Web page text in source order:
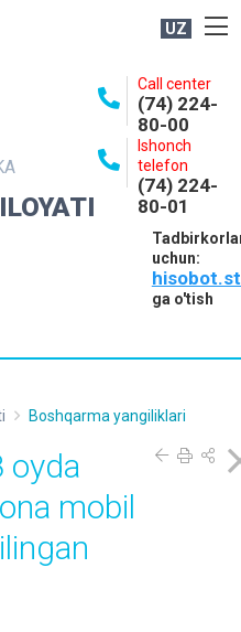
UZ
Call center
(74) 224-
80-00
Ishonch
telefon
(74) 224-
80-01
uchun:
ga o'tish
Boshqarma yangiliklari
oyda
mobil